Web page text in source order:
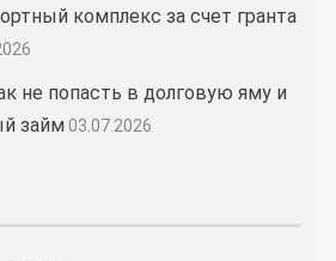
комплекс за счет гранта
не попасть в долговую яму и
займ 03.07.2026